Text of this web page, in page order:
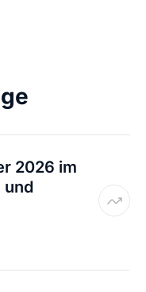
2026 im
und